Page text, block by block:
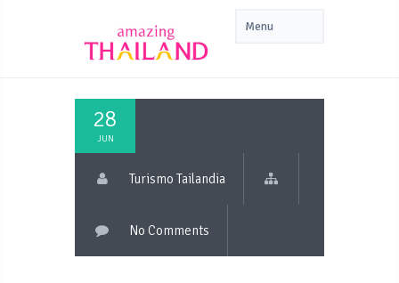
28
JUN
Turismo Tailandia
No Comments